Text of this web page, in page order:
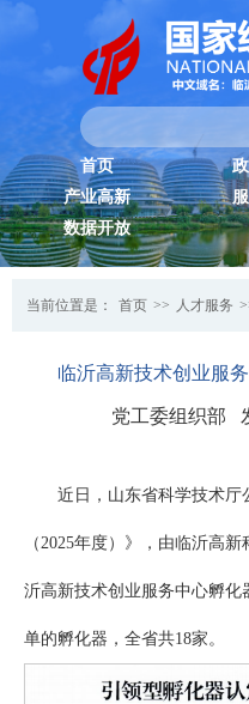
首页
产业高新
数据开放
当前位置是： 首页 >> 人才服务
临沂高新技术创业服
党工委组织部
近日，山东省科学技术厅
（2025年度）》，由临沂高
沂高新技术创业服务中心孵化
单的孵化器，全省共18家。